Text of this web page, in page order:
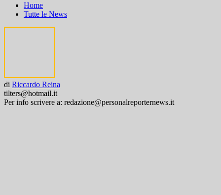
Home
Tutte le News
di Riccardo Reina
tilters@hotmail.it
Per info scrivere a: redazione@personalreporternews.it